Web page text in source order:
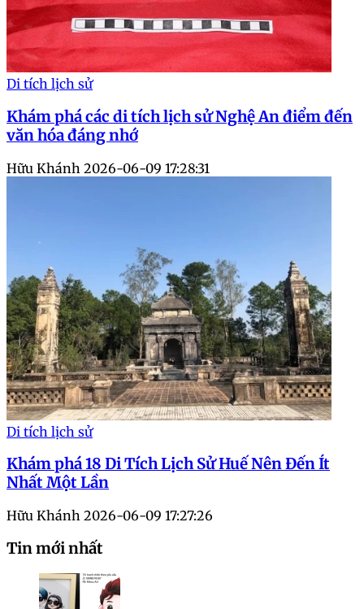
Di tích lịch sử
Khám phá các di tích lịch sử Nghệ An điểm đến
văn hóa đáng nhớ
Hữu Khánh 2026-06-09 17:28:31
Di tích lịch sử
Khám phá 18 Di Tích Lịch Sử Huế Nên Đến Ít
Nhất Một Lần
Hữu Khánh 2026-06-09 17:27:26
Tin mới nhất